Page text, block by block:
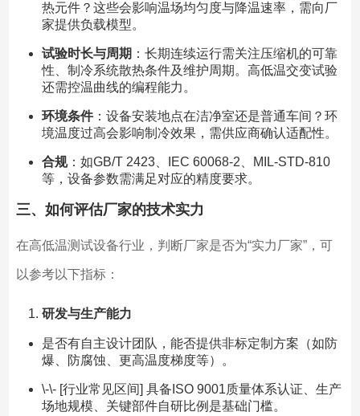
热元件？这些会影响温场均匀度与降温速率，需向厂
家提供负载模型。
试验时长与周期 ：长期连续运行需关注压缩机的可靠
性、制冷系统散热条件及维护周期。高低温交变试验
还需控温曲线的编程能力。
环境条件：设备安装地点在洁净室还是普通车间？环
境温度过高会影响制冷效果，需供应商确认适配性。
合规：如GB/T 2423、IEC 60068-2、MIL-STD-810
等，设备参数需满足对应的精度要求。
三、如何评估厂家的技术实力
在高低温测试设备行业，判断厂家是否为“实力厂家”，可
以参考以下指标：
研发与生产能力
是否有自主设计团队，能否提供非标定制方案（如防
爆、防腐蚀、更高温度梯度等）。
\-\- [行业常见区间] 具备ISO 9001质量体系认证、生产
场地规模、关键部件自研比例是基础门槛。